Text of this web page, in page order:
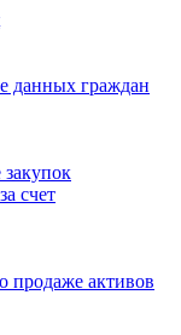
данных граждан
закупок
счет
продаже активов